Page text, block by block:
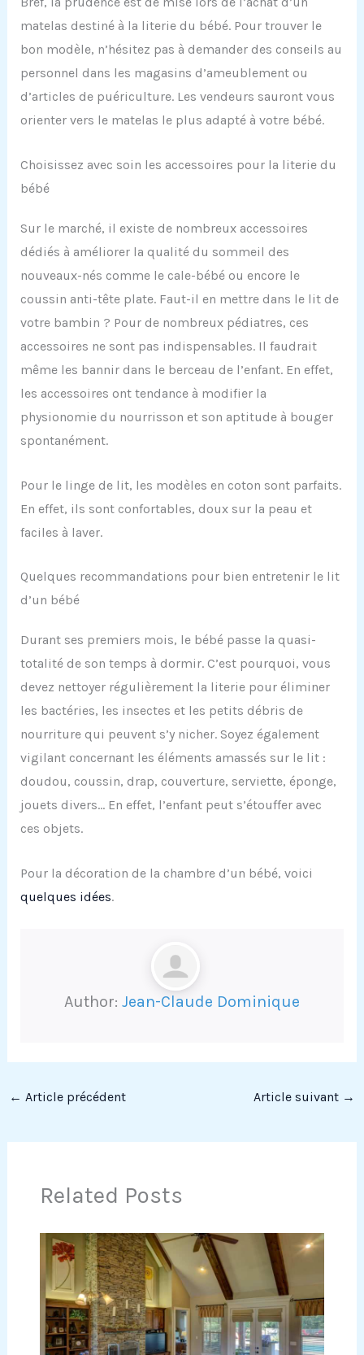
matelas destiné à la literie du bébé. Pour trouver le
bon modèle, n’hésitez pas à demander des conseils au
personnel dans les magasins d’ameublement ou
d’articles de puériculture. Les vendeurs sauront vous
orienter vers le matelas le plus adapté à votre bébé.
Choisissez avec soin les accessoires pour la literie du
bébé
Sur le marché, il existe de nombreux accessoires
dédiés à améliorer la qualité du sommeil des
nouveaux-nés comme le cale-bébé ou encore le
coussin anti-tête plate. Faut-il en mettre dans le lit de
votre bambin ? Pour de nombreux pédiatres, ces
accessoires ne sont pas indispensables. Il faudrait
même les bannir dans le berceau de l’enfant. En effet,
les accessoires ont tendance à modifier la
physionomie du nourrisson et son aptitude à bouger
spontanément.
Pour le linge de lit, les modèles en coton sont parfaits.
En effet, ils sont confortables, doux sur la peau et
faciles à laver.
Quelques recommandations pour bien entretenir le lit
d’un bébé
Durant ses premiers mois, le bébé passe la quasi-
totalité de son temps à dormir. C’est pourquoi, vous
devez nettoyer régulièrement la literie pour éliminer
les bactéries, les insectes et les petits débris de
nourriture qui peuvent s’y nicher. Soyez également
vigilant concernant les éléments amassés sur le lit :
doudou, coussin, drap, couverture, serviette, éponge,
jouets divers… En effet, l’enfant peut s’étouffer avec
ces objets.
Pour la décoration de la chambre d’un bébé, voici
quelques idées.
Author: Jean-Claude Dominique
← Article précédent Article suivant →
Related Posts